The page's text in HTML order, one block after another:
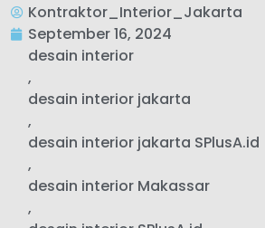
Kontraktor_Interior_Jakarta
September 16, 2024
desain interior
,
desain interior jakarta
,
desain interior jakarta SPlusA.id
,
desain interior Makassar
,